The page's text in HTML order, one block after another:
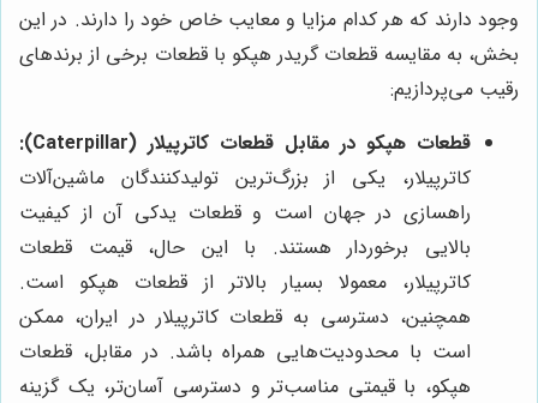
وجود دارند که هر کدام مزایا و معایب خاص خود را دارند. در این
بخش، به مقایسه قطعات گریدر هپکو با قطعات برخی از برندهای
رقیب می‌پردازیم:
قطعات هپکو در مقابل قطعات کاترپیلار (Caterpillar):
کاترپیلار، یکی از بزرگ‌ترین تولیدکنندگان ماشین‌آلات
راهسازی در جهان است و قطعات یدکی آن از کیفیت
بالایی برخوردار هستند. با این حال، قیمت قطعات
کاترپیلار، معمولا بسیار بالاتر از قطعات هپکو است.
همچنین، دسترسی به قطعات کاترپیلار در ایران، ممکن
است با محدودیت‌هایی همراه باشد. در مقابل، قطعات
هپکو، با قیمتی مناسب‌تر و دسترسی آسان‌تر، یک گزینه